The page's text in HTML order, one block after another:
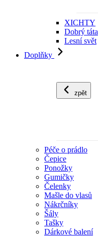
XICHTY
Dobrý táta
Lesní svět
Doplňky
zpět
Péče o prádlo
Čepice
Ponožky
Gumičky
Čelenky
Mašle do vlasů
Nákrčníky
Šály
Tašky
Dárkové balení